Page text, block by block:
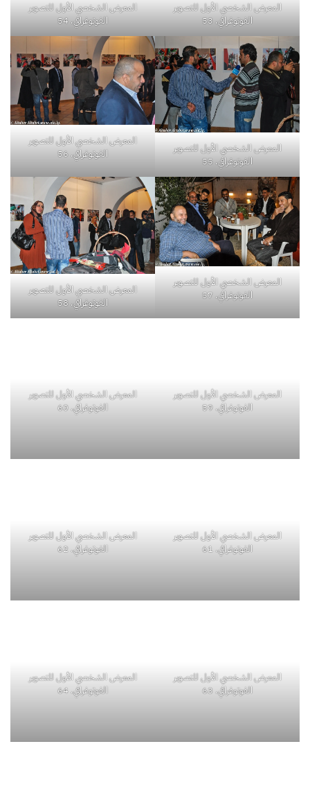
المعرض الشخصي الأول للتصوير
الفوتوغرافي. 53
المعرض الشخصي الأول للتصوير
الفوتوغرافي. 54
المعرض الشخصي الأول للتصوير
الفوتوغرافي. 55
المعرض الشخصي الأول للتصوير
الفوتوغرافي. 56
المعرض الشخصي الأول للتصوير
الفوتوغرافي. 57
المعرض الشخصي الأول للتصوير
الفوتوغرافي. 58